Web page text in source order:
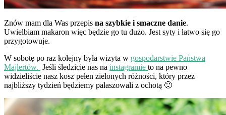
Znów mam dla Was przepis na szybkie i smaczne danie.
Uwielbiam makaron więc będzie go tu dużo. Jest syty i łatwo się go
przygotowuje.
W sobotę po raz kolejny była wizyta w gospodarstwie Państwa
Majlertów. Jeśli śledzicie nas na instagramie to na pewno
widzieliście nasz kosz pełen zielonych różności, który przez
najbliższy tydzień będziemy pałaszowali z ochotą 🙂